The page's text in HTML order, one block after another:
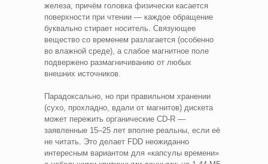
железа, причём головка физически касается
поверхности при чтении — каждое обращение
буквально стирает носитель. Связующее
вещество со временем разлагается (особенно
во влажной среде), а слабое магнитное поле
подвержено размагничиванию от любых
внешних источников.
Парадоксально, но при правильном хранении
(сухо, прохладно, вдали от магнитов) дискета
может пережить органические CD-R —
заявленные 15–25 лет вполне реальны, если её
не читать. Это делает FDD неожиданно
интересным вариантом для «капсулы времени»